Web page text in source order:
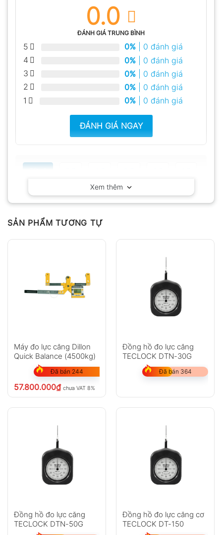
0.0
ĐÁNH GIÁ TRUNG BÌNH
5 0% | 0 đánh giá
4
0% | 0 đánh giá
3
0% | 0 đánh giá
2
0% | 0 đánh giá
1
0% | 0 đánh giá
ĐÁNH GIÁ NGAY
Có ảnh
Chưa có đánh giá nào.
Xem thêm
SẢN PHẨM TƯƠNG TỰ
Máy đo lực căng Dillon
Quick Balance (4500kg)
Đã bán 244
57.800.000₫ chưa VAT 8%
Đồng hồ đo lực căng
TECLOCK DTN-30G
Đã bán 364
Đồng hồ đo lực căng
TECLOCK DTN-50G
Đồng hồ đo lực căng cơ
TECLOCK DT-150